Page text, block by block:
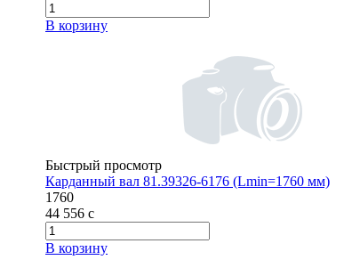
В корзину
Быстрый просмотр
Карданный вал 81.39326-6176 (Lmin=1760 мм)
1760
44 556 c
В корзину